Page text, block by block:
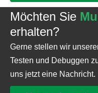
Möchten Sie
erhalten?
Gerne stellen wir
Testen und Debuggen
uns jetzt eine Nachricht.